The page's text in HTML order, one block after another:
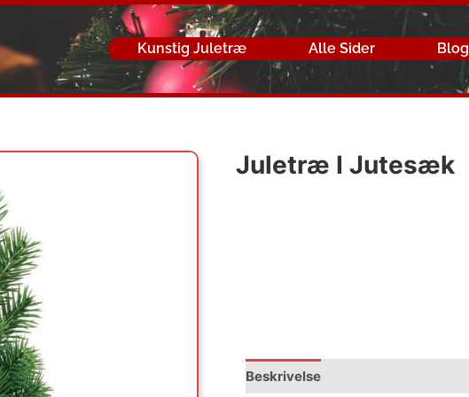
Kunstig Juletræ Alle Sider Blog
Juletræ I Jutesæk
Beskrivelse